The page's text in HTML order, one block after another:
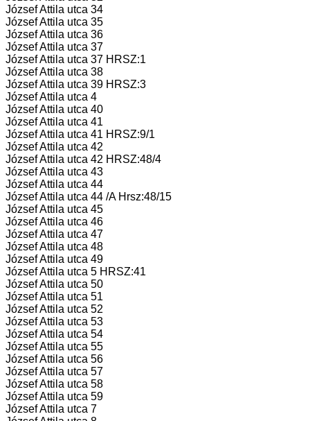
József Attila utca 34
József Attila utca 35
József Attila utca 36
József Attila utca 37
József Attila utca 37 HRSZ:1
József Attila utca 38
József Attila utca 39 HRSZ:3
József Attila utca 4
József Attila utca 40
József Attila utca 41
József Attila utca 41 HRSZ:9/1
József Attila utca 42
József Attila utca 42 HRSZ:48/4
József Attila utca 43
József Attila utca 44
József Attila utca 44 /A Hrsz:48/15
József Attila utca 45
József Attila utca 46
József Attila utca 47
József Attila utca 48
József Attila utca 49
József Attila utca 5 HRSZ:41
József Attila utca 50
József Attila utca 51
József Attila utca 52
József Attila utca 53
József Attila utca 54
József Attila utca 55
József Attila utca 56
József Attila utca 57
József Attila utca 58
József Attila utca 59
József Attila utca 7